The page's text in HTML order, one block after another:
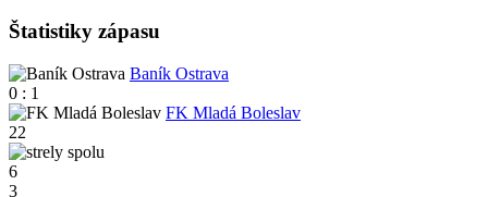
Štatistiky zápasu
Baník Ostrava
0 : 1
FK Mladá Boleslav
22
6
3